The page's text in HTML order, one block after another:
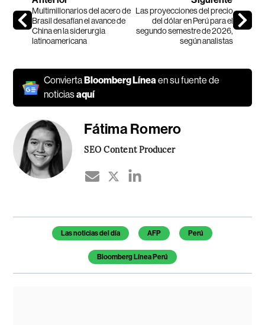
Multimillonarios del acero de
Brasil desafían el avance de
China en la siderurgia
latinoamericana
Las proyecciones del precio
del dólar en Perú para el
segundo semestre de 2026,
según analistas
Convierta Bloomberg Líneaen su fuente de
noticiasaquí
Fátima Romero
SEO Content Producer
Temas de este artículo
Las noticias del día AFP Perú
Bloomberg Línea Perú